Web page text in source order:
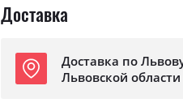
Доставка
Доставка по
Львовской области